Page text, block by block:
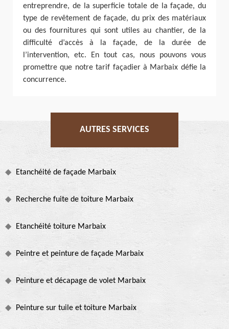
entreprendre, de la superficie totale de la façade, du
type de revêtement de façade, du prix des matériaux
ou des fournitures qui sont utiles au chantier, de la
difficulté d’accès à la façade, de la durée de
l’intervention, etc. En tout cas, nous pouvons vous
promettre que notre tarif façadier à Marbaix défie la
concurrence.
AUTRES SERVICES
Etanchéité de façade Marbaix
Recherche fuite de toiture Marbaix
Etanchéité toiture Marbaix
Peintre et peinture de façade Marbaix
Peinture et décapage de volet Marbaix
Peinture sur tuile et toiture Marbaix